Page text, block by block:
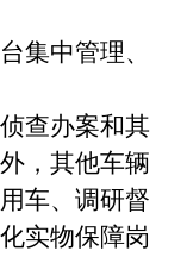
中管理、
查办案和其
，其他车辆
车、调研督
实物保障岗